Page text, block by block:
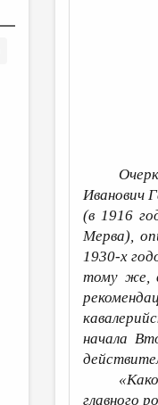
Иванович
(в 1916
Мерва),
1930-х
тому же,
начала
главного